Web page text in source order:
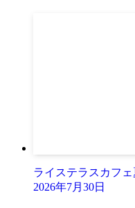
ライステラスカフ
2026年7月30日